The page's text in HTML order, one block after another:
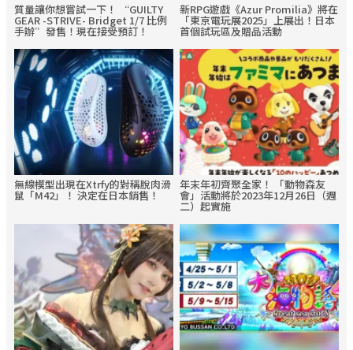
質量讓你想嘗試一下！ “GUILTY
GEAR -STRIVE- Bridget 1/7 比例
手辦”發售！現在接受預訂！
新RPG遊戲《Azur Promilia》將在
「東京電玩展2025」上展出！日本
首個試玩區及贈品活動
無線模型出現在Xtrfy的對稱脫肉滑
鼠「M42」！ 決定在日本銷售！
年末年初齊聚全家！ 「動物森友
會」活動將於2023年12月26日（週
二）起實施